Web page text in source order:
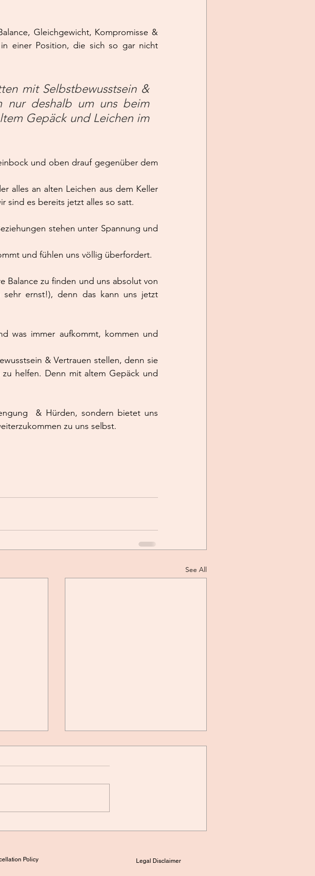
Gleichgewicht, Kompromisse &
einer Position, die sich so gar nicht
mit Selbstbewusstsein &
nur deshalb um uns beim
Gepäck und Leichen im
und oben drauf gegenüber dem
alles an alten Leichen aus dem Keller
sind es bereits jetzt alles so satt.
stehen unter Spannung und
und fühlen uns völlig überfordert.
Balance zu finden und uns absolut von
sehr ernst!), denn das kann uns jetzt
was immer aufkommt, kommen und
& Vertrauen stellen, denn sie
helfen. Denn mit altem Gepäck und
& Hürden, sondern bietet uns
zu uns selbst.
See All
die
Saturn wandert in den
Legal Disclaimer
Policy